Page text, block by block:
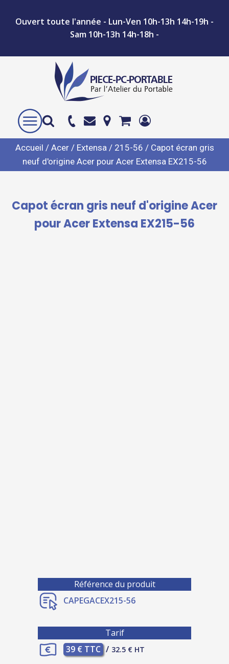
Ouvert toute l'année - Lun-Ven 10h-13h 14h-19h -
Sam 10h-13h 14h-18h -
Accueil / Acer/ Extensa/ 215-56 / Capot écran gris
neuf d'origine Acer pour Acer Extensa EX215-56
Capot écran gris neuf d'origine Acer
pour Acer Extensa EX215-56
Référence du produit
CAPEGACEX215-56
Tarif
39 € TTC / 32.5 € HT